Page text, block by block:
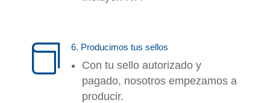
 6. Producimos tus sellos
Con tu sello autorizado y
pagado, nosotros empezamos a
producir.